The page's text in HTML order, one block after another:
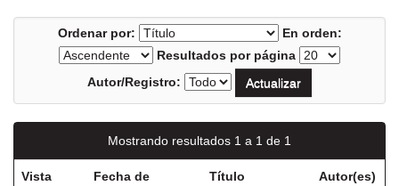
Ordenar por:
En orden:
Resultados por página
Autor/Registro:
Mostrando resultados 1 a 1 de 1
Vista
Fecha de
Título Autor(es)